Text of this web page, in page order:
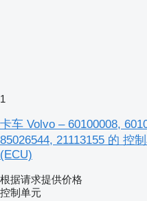
1
卡车 Volvo – 60100008,
85026544, 21113155 的 控
(ECU)
根据请求提供价格
控制单元